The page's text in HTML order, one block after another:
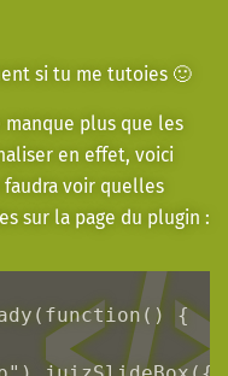
si tu me tutoies 🙂
plus que les
en effet, voici
voir quelles
sur la page du plugin :
{